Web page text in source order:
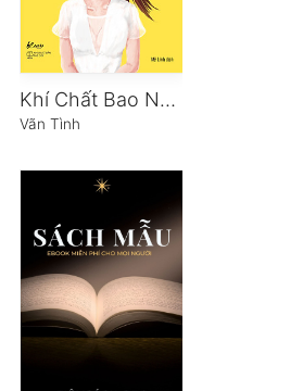
Khí Chất Bao Nhiêu Hạnh Phúc Bấy Nhiêu
Vãn Tình